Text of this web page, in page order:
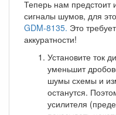
Теперь нам предстоит
сигналы шумов, для
GDM-8135. Это
аккуратности!
Установите ток
уменьшит
шумы схемы и
останутся.
усилителя